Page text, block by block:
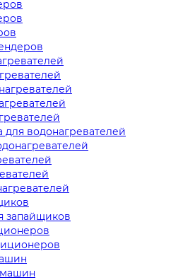
водонагревателей
запайщиков